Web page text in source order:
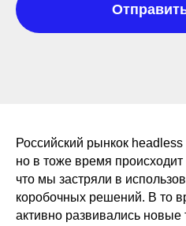
Российский рынкок
но в тоже время
что мы застряли в
коробочных решений. В то
активно развивались новые